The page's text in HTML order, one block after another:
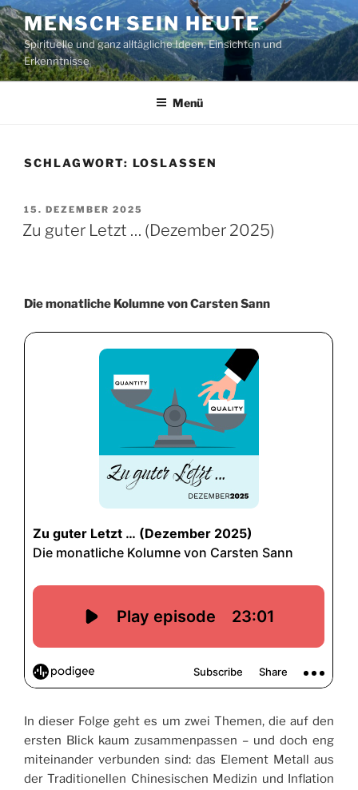
Zum
Inhalt
springen
MENSCH SEIN HEUTE
Spirituelle und ganz alltägliche Ideen, Einsichten und
Erkenntnisse
Menü
SCHLAGWORT: LOSLASSEN
VERÖFFENTLICHT
AM
15. DEZEMBER 2025
Zu guter Letzt … (Dezember 2025)
Die monatliche Kolumne von Carsten Sann
In dieser Folge geht es um zwei Themen, die auf den
ersten Blick kaum zusammenpassen – und doch eng
miteinander verbunden sind: das Element Metall aus
der Traditionellen Chinesischen Medizin und Inflation